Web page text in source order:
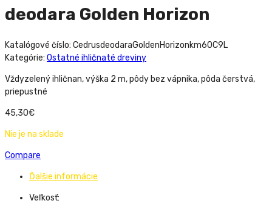
deodara Golden Horizon
Katalógové číslo: CedrusdeodaraGoldenHorizonkm60C9L
Kategórie: Ostatné ihličnaté dreviny
Vždyzelený ihličnan, výška 2 m, pôdy bez vápnika, pôda čerstvá,
priepustné
45,30€
Nie je na sklade
Compare
Ďalšie informácie
Veľkosť: